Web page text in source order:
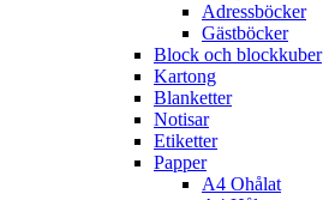
Adressböcker
Gästböcker
Block och blockkuber
Kartong
Blanketter
Notisar
Etiketter
Papper
A4 Ohålat